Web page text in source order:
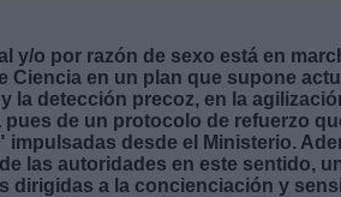
y/o por razón de sexo está en
Ciencia en un plan que supone
la detección precoz, en la
de un protocolo de refuerzo
desde el Ministerio.
las autoridades en este sentido,
dirigidas a la concienciación y